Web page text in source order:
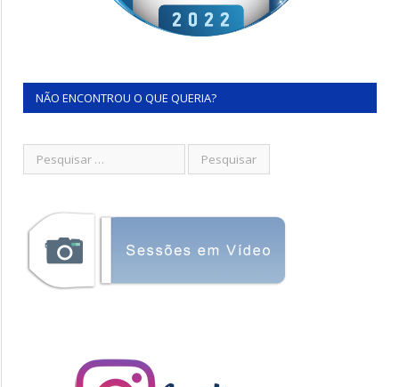
NÃO ENCONTROU O QUE QUERIA?